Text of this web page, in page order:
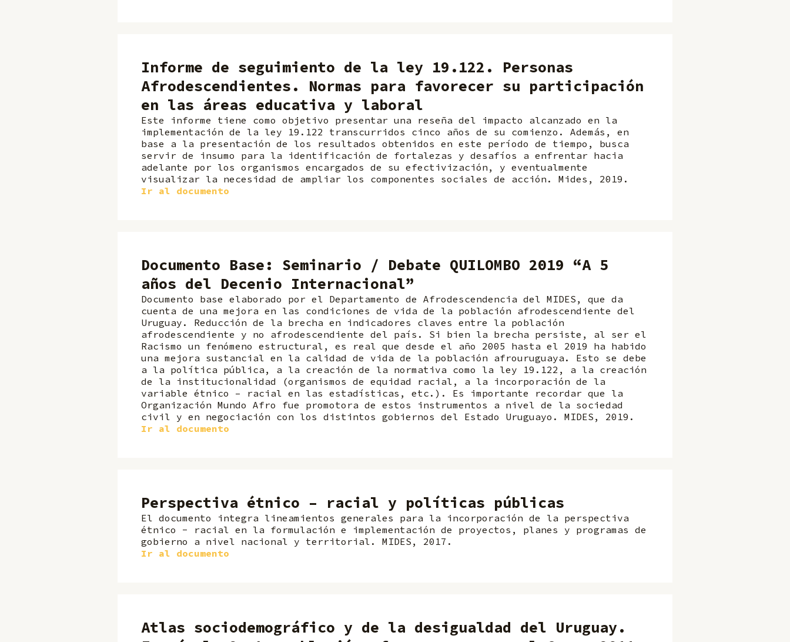
Informe de seguimiento de la ley 19.122. Personas
Afrodescendientes. Normas para favorecer su participación
en las áreas educativa y laboral
Este informe tiene como objetivo presentar una reseña del impacto alcanzado en la
implementación de la ley 19.122 transcurridos cinco años de su comienzo. Además, en
base a la presentación de los resultados obtenidos en este período de tiempo, busca
servir de insumo para la identificación de fortalezas y desafíos a enfrentar hacia
adelante por los organismos encargados de su efectivización, y eventualmente
visualizar la necesidad de ampliar los componentes sociales de acción. Mides, 2019.
Ir al documento
Documento Base: Seminario / Debate QUILOMBO 2019 “A 5
años del Decenio Internacional”
Documento base elaborado por el Departamento de Afrodescendencia del MIDES, que da
cuenta de una mejora en las condiciones de vida de la población afrodescendiente del
Uruguay. Reducción de la brecha en indicadores claves entre la población
afrodescendiente y no afrodescendiente del país. Si bien la brecha persiste, al ser el
Racismo un fenómeno estructural, es real que desde el año 2005 hasta el 2019 ha habido
una mejora sustancial en la calidad de vida de la población afrouruguaya. Esto se debe
a la política pública, a la creación de la normativa como la ley 19.122, a la creación
de la institucionalidad (organismos de equidad racial, a la incorporación de la
variable étnico – racial en las estadísticas, etc.). Es importante recordar que la
Organización Mundo Afro fue promotora de estos instrumentos a nivel de la sociedad
civil y en negociación con los distintos gobiernos del Estado Uruguayo. MIDES, 2019.
Ir al documento
Perspectiva étnico – racial y políticas públicas
El documento integra lineamientos generales para la incorporación de la perspectiva
étnico - racial en la formulación e implementación de proyectos, planes y programas de
gobierno a nivel nacional y territorial. MIDES, 2017.
Ir al documento
Atlas sociodemográfico y de la desigualdad del Uruguay.